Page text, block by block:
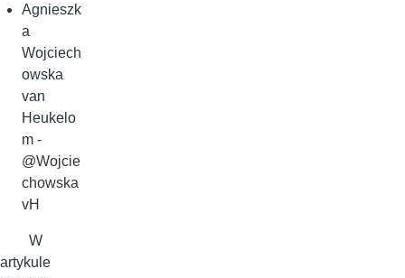
Agnieszk
a
Wojciech
owska
van
Heukelo
m -
@Wojcie
chowska
vH
W
artykule